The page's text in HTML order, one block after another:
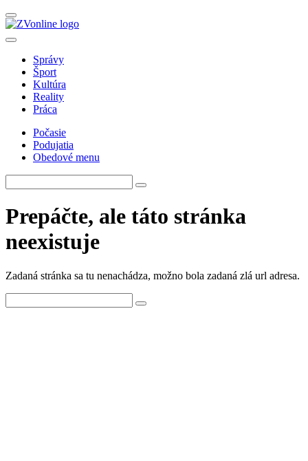
Správy
Šport
Kultúra
Reality
Práca
Počasie
Podujatia
Obedové menu
Prepáčte, ale táto stránka
neexistuje
Zadaná stránka sa tu nenachádza, možno bola zadaná zlá url adresa.